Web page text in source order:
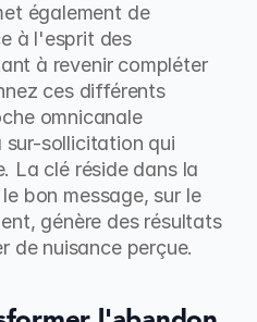
également de
à l'esprit des
à revenir compléter
ces différents
omnicanale
sur-sollicitation qui
La clé réside dans la
bon message, sur le
génère des résultats
de nuisance perçue.